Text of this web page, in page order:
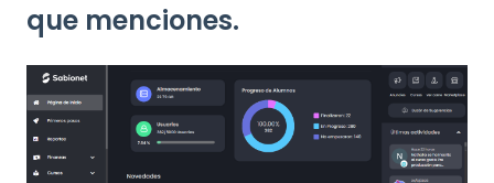
que menciones.